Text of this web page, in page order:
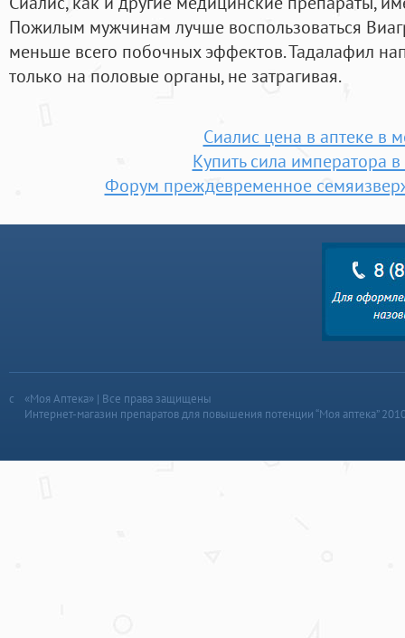
Пожилым мужчинам лучше воспользоваться
меньше всего побочных эффектов. Тадалафил
только на половые органы, не затрагивая.
Сиалис цена в аптеке в
Купить сила императора в
Форум преждевременное
«Моя Аптека» | Все права защищены
Интернет-магазин препаратов для повышения потенции “Моя аптека”